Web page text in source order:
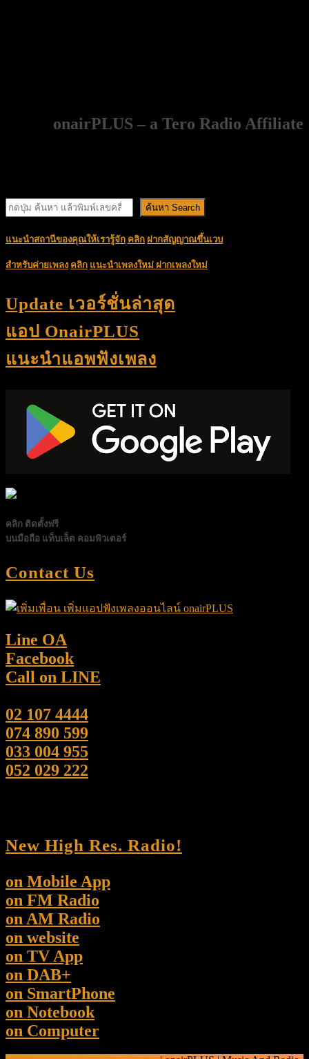
onairPLUS – a Tero Radio Affiliate
ค้นหา Search
แนะนำสถานีของคุณให้เรารู้จัก คลิก ฝากสัญญาณขึ้นเวบ
สำหรับค่ายเพลง คลิก แนะนำเพลงใหม่ ฝากเพลงใหม่
Update เวอร์ชั่นล่าสุด
แอป OnairPLUS
แนะนำแอพฟังเพลง
คลิก ติดตั้งฟรี
บนมือถือ แท็บเล็ต คอมพิวเตอร์
Contact Us
Line OA
Facebook
Call on LINE
02 107 4444
074 890 599
033 004 955
052 029 222
New High Res. Radio!
on Mobile App
on FM Radio
on AM Radio
on website
on TV App
on DAB+
on SmartPhone
on Notebook
on Computer